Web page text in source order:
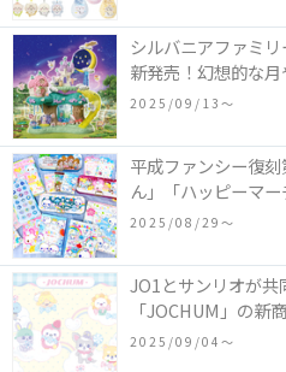
シルバニアファミ
新発売！幻想的な
などの装飾がお城を
2025/09/13〜
平成ファンシー復
ん」「ハッピーマ
どの「カンペンケ
2025/08/29〜
JO1とサンリオが共
「JOCHUM」の新
ザインシリーズ」
2025/09/04〜